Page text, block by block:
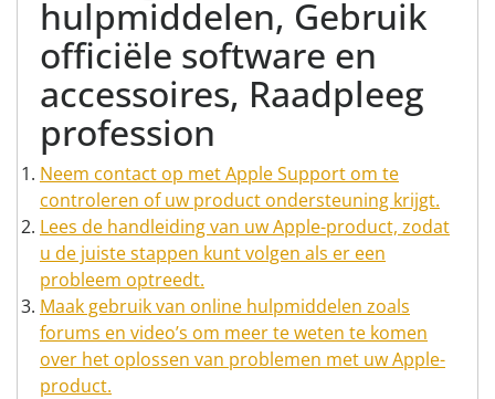
hulpmiddelen, Gebruik
officiële software en
accessoires, Raadpleeg
profession
Neem contact op met Apple Support om te
controleren of uw product ondersteuning krijgt.
Lees de handleiding van uw Apple-product, zodat
u de juiste stappen kunt volgen als er een
probleem optreedt.
Maak gebruik van online hulpmiddelen zoals
forums en video’s om meer te weten te komen
over het oplossen van problemen met uw Apple-
product.